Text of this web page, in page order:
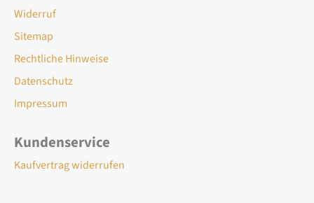
Widerruf
Sitemap
Rechtliche Hinweise
Datenschutz
Impressum
Kundenservice
Kaufvertrag widerrufen